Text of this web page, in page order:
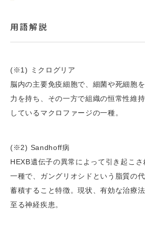
用語解説
(※1) ミクログリア
脳内の主要免疫細胞で、細菌や死細胞
力を持ち、その一方で組織の恒常性維
しているマクロファージの一種。
(※2) Sandhoff病
HEXB遺伝子の異常によって引き起こ
一種で、ガングリオシドという脂質の
蓄積すること特徴。現状、有効な治療
至る神経疾患。